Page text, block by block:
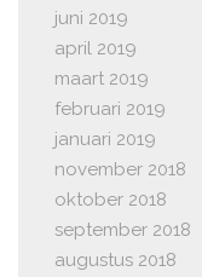
juni 2019
april 2019
maart 2019
februari 2019
januari 2019
november 2018
oktober 2018
september 2018
augustus 2018